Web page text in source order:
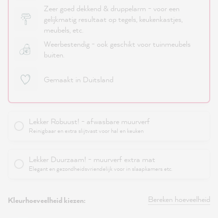
Zeer goed dekkend & druppelarm - voor een
gelijkmatig resultaat op tegels, keukenkastjes,
meubels, etc.
Weerbestendig - ook geschikt voor tuinmeubels
buiten.
Gemaakt in Duitsland
Lekker Robuust! - afwasbare muurverf
Reinigbaar en extra slijtvast voor hal en keuken
Lekker Duurzaam! - muurverf extra mat
Elegant en gezondheidsvriendelijk voor in slaapkamers etc.
Kleurhoeveelheid kiezen: Bereken hoeveelheid